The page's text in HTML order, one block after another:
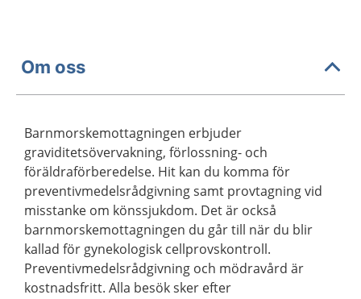
Om oss
Barnmorskemottagningen erbjuder
graviditetsövervakning, förlossning- och
föräldraförberedelse. Hit kan du komma för
preventivmedelsrådgivning samt provtagning vid
misstanke om könssjukdom. Det är också
barnmorskemottagningen du går till när du blir
kallad för gynekologisk cellprovskontroll.
Preventivmedelsrådgivning och mödravård är
kostnadsfritt. Alla besök sker efter